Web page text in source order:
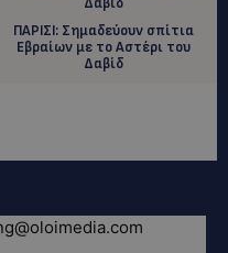
ΠΑΡΙΣΙ: Σημαδεύουν σπίτια
Εβραίων με το Αστέρι του
Δαβίδ